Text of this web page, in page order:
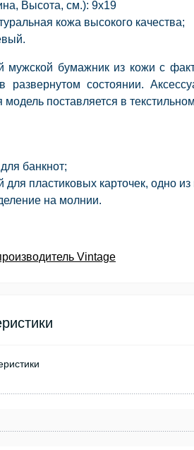
Высота, см.): 9x19
кожа высокого качества;
мужской бумажник из кожи с
развернутом состоянии.
модель поставляется в
банкнот;
для пластиковых карточек, одно
на молнии.
Vintage